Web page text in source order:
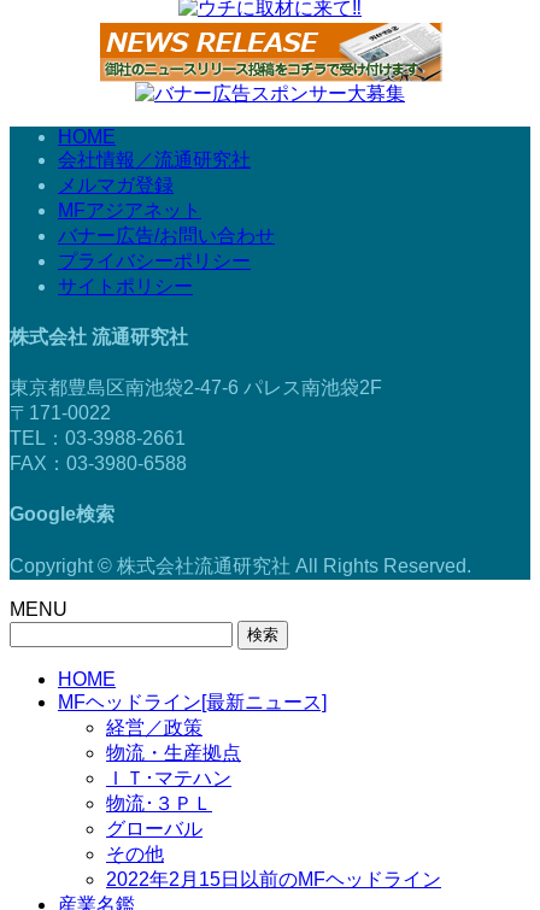
HOME
会社情報／流通研究社
メルマガ登録
MFアジアネット
バナー広告/お問い合わせ
プライバシーポリシー
サイトポリシー
株式会社 流通研究社
東京都豊島区南池袋2-47-6 パレス南池袋2F
〒171-0022
TEL：03-3988-2661
FAX：03-3980-6588
Google検索
Copyright © 株式会社流通研究社 All Rights Reserved.
MENU
HOME
MFヘッドライン[最新ニュース]
経営／政策
物流・生産拠点
ＩＴ･マテハン
物流･３ＰＬ
グローバル
その他
2022年2月15日以前のMFヘッドライン
産業名鑑